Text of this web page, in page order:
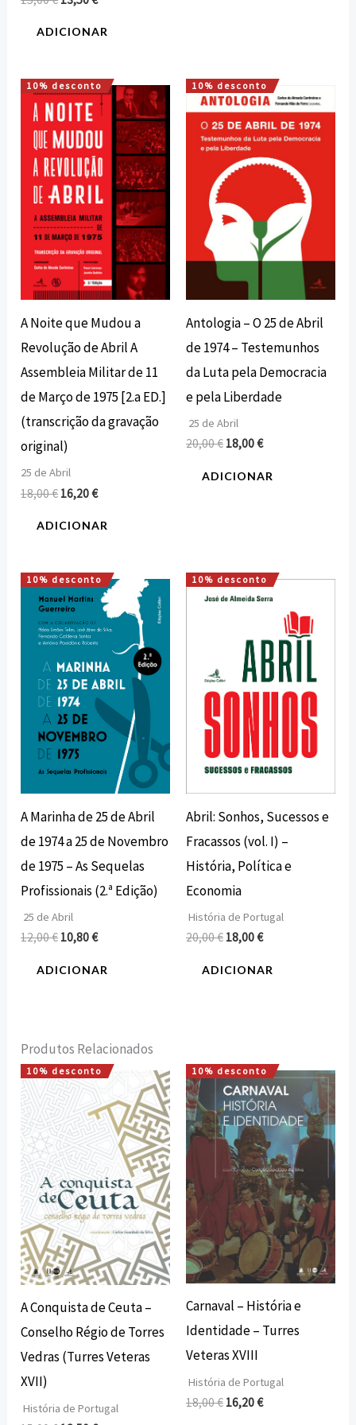
ADICIONAR
10% desconto
A Noite que Mudou a
Revolução de Abril A
Assembleia Militar de 11
de Março de 1975 [2.a ED.]
(transcrição da gravação
original)
25 de Abril
18,00€
O
preço
original
era:
18,00 €.
16,20€
O
preço
atual
16,20 €.
ADICIONAR
10% desconto
Antologia – O 25 de Abril
de 1974 – Testemunhos
da Luta pela Democracia
e pela Liberdade
25 de Abril
20,00€
O
preço
original
era:
20,00 €.
18,00€
O
preço
atual
é:
ADICIONAR
10% desconto
A Marinha de 25 de Abril
de 1974 a 25 de Novembro
de 1975 – As Sequelas
Profissionais (2.ª Edição)
25 de Abril
12,00€
O
preço
original
era:
12,00 €.
10,80€
O
preço
atual
é:
10,80 €.
ADICIONAR
10% desconto
Abril: Sonhos, Sucessos e
Fracassos (vol. I) –
História, Política e
Economia
História de Portugal
20,00€
O
preço
20,00 €.
18,00€
O
preço
atual
18,00 €.
ADICIONAR
Produtos Relacionados
10% desconto
A Conquista de Ceuta –
Conselho Régio de Torres
Vedras (Turres Veteras
XVII)
História de Portugal
O
preço
original
era:
15,00 €.
O
preço
atual
é:
13,50 €.
10% desconto
Carnaval – História e
Identidade – Turres
Veteras XVIII
História de Portugal
18,00€
O
preço
original
era:
18,00 €.
16,20€
O
preço
atual
é:
16,20 €.